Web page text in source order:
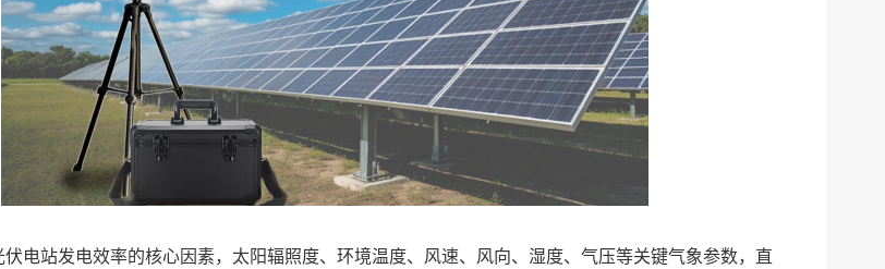
电站发电效率的核心因素，太阳辐照度、环境温度、风速、风向、湿度、气压等关键气象参数，直